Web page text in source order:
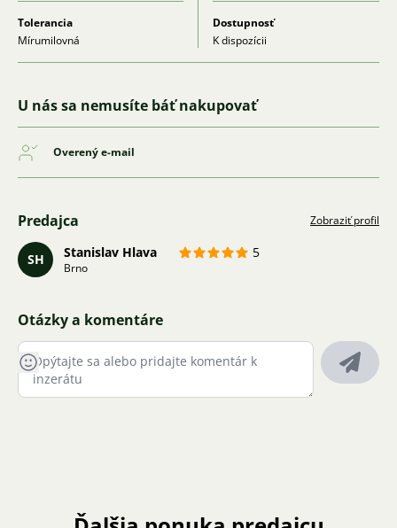
Tolerancia
Mírumilovná
Dostupnosť
K dispozícii
U nás sa nemusíte báť nakupovať
Overený e-mail
Predajca Zobraziť profil
SH Stanislav Hlava 5
Brno
Otázky a komentáre